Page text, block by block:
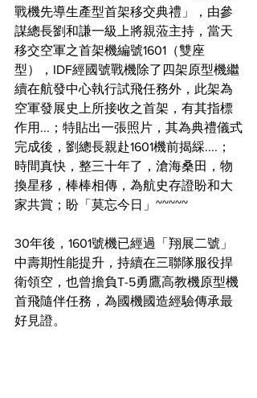
戰機先導生產型首架移交典禮」，由參
謀總長劉和謙一級上將親蒞主持，當天
移交空軍之首架機編號1601（雙座
型），IDF經國號戰機除了四架原型機繼
續在航發中心執行試飛任務外，此架為
空軍發展史上所接收之首架，有其指標
作用...；特貼出一張照片，其為典禮儀式
完成後，劉總長親赴1601機前揭綵....；
時間真快，整三十年了，滄海桑田，物
換星移，棒棒相傳，為航史存證盼和大
家共賞；盼「莫忘今日」~~~~~
30年後，1601號機已經過「翔展二號」
中壽期性能提升，持續在三聯隊服役捍
衛領空，也曾擔負T-5勇鷹高教機原型機
首飛隨伴任務，為國機國造經驗傳承最
好見證。